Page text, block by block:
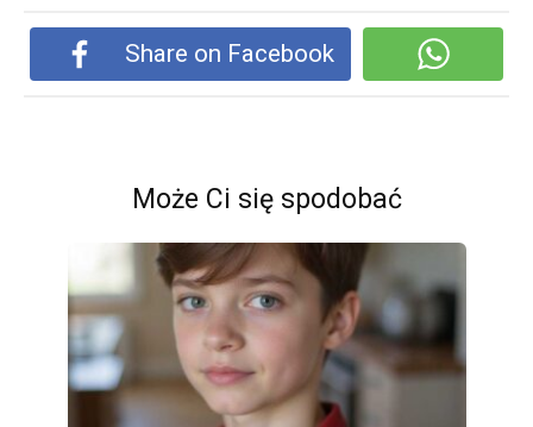
Share on Facebook
Może Ci się spodobać